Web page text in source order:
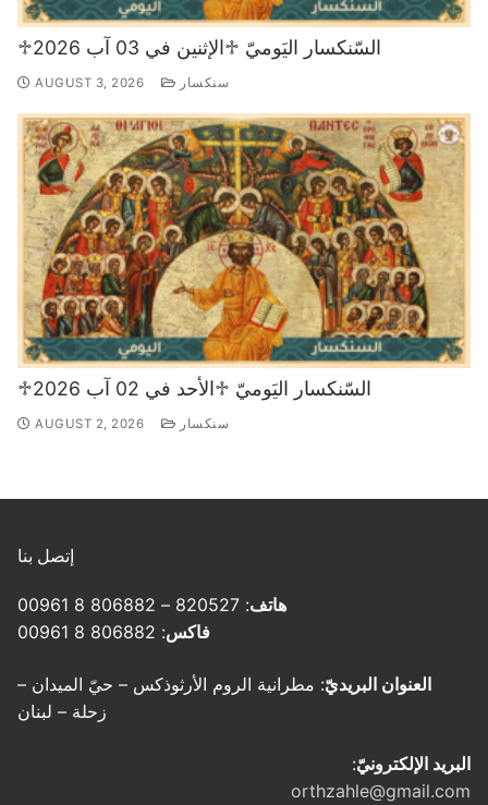
♱السّنكسار اليَوميّ ♱الإثنين في 03 آب 2026
AUGUST 3, 2026 سنكسار
♱السّنكسار اليَوميّ ♱الأحد في 02 آب 2026
AUGUST 2, 2026 سنكسار
إتصل بنا
هاتف: 820527 – 806882 8 00961
فاكس: 806882 8 00961
العنوان البريديّ: مطرانية الروم الأرثوذكس – حيّ الميدان –
زحلة – لبنان
البريد الإلكترونيّ:
orthzahle@gmail.com